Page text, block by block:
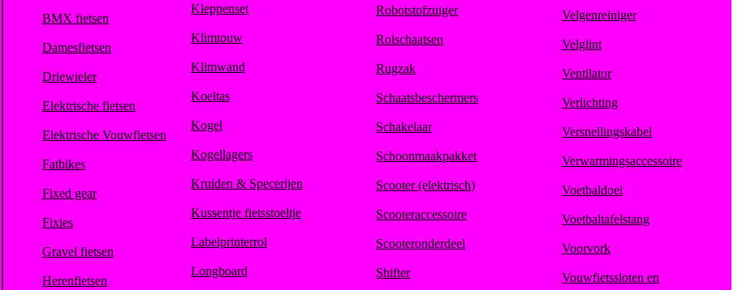
BMX fietsen
Damesfietsen
Driewieler
Elektrische fietsen
Elektrische Vouwfietsen
Fatbikes
Fixed gear
Fixies
Gravel fietsen
Herenfietsen
Kleppenset
Klimtouw
Klimwand
Koeltas
Kogel
Kogellagers
Kruiden & Specerijen
Kussentje fietsstoeltje
Labelprinterrol
Longboard
Robotstofzuiger
Rolschaatsen
Rugzak
Schaatsbeschermers
Schakelaar
Schoonmaakpakket
Scooter (elektrisch)
Scooteraccessoire
Scooteronderdeel
Shifter
Velgenreiniger
Velglint
Ventilator
Verlichting
Versnellingskabel
Verwarmingsaccessoire
Voetbaldoel
Voetbaltafelstang
Voorvork
Vouwfietssloten en